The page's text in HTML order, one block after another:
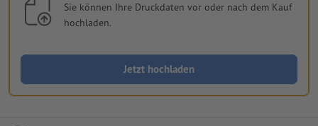
Sie können Ihre Druckdaten vor oder nach dem Kauf
hochladen.
Jetzt hochladen